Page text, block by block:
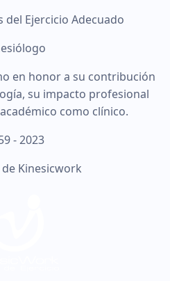
del Ejercicio Adecuado
en honor a su contribución
su impacto profesional
como clínico.
- 2023
Kinesicwork